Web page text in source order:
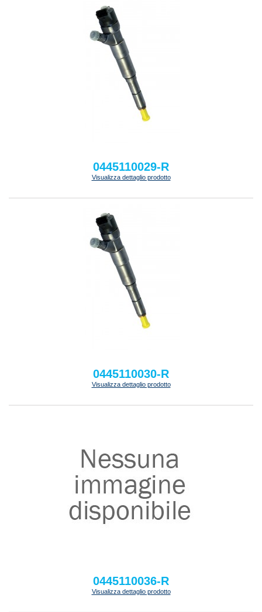
0445110029-R
Visualizza dettaglio prodotto
0445110030-R
Visualizza dettaglio prodotto
0445110036-R
Visualizza dettaglio prodotto